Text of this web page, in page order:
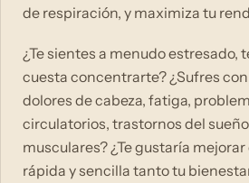
de respiración, y maximiza tu
¿Te sientes a menudo estresado,
cuesta concentrarte? ¿Sufres
dolores de cabeza, fatiga,
circulatorios, trastornos del
musculares? ¿Te gustaría
rápida y sencilla tanto tu